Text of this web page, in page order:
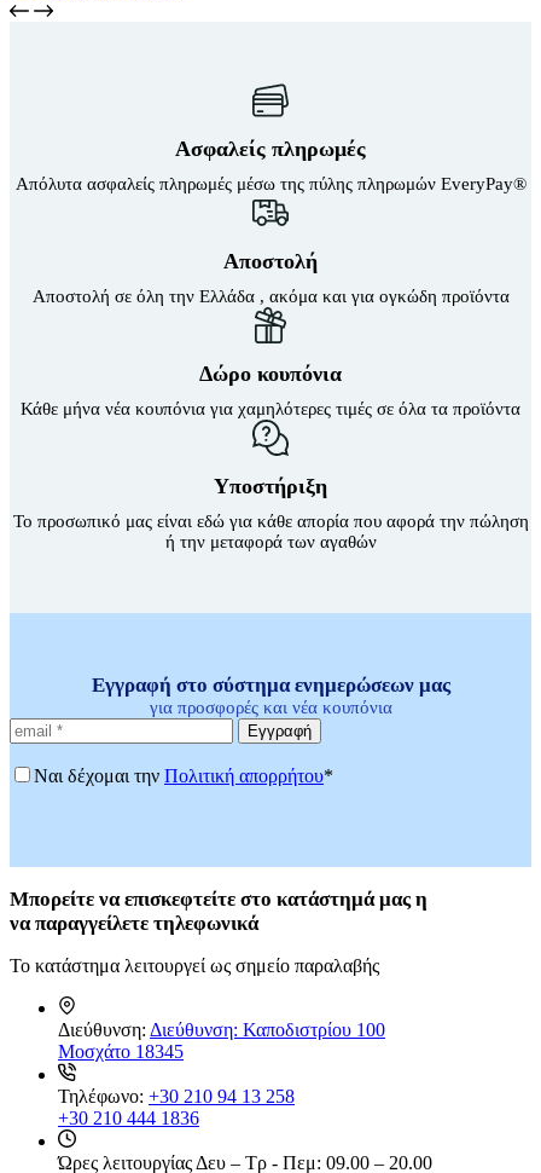
Ασφαλείς πληρωμές
Απόλυτα ασφαλείς πληρωμές μέσω της πύλης πληρωμών EveryPay®
Αποστολή
Αποστολή σε όλη την Ελλάδα , ακόμα και για ογκώδη προϊόντα
Δώρο κουπόνια
Κάθε μήνα νέα κουπόνια για χαμηλότερες τιμές σε όλα τα προϊόντα
Υποστήριξη
Το προσωπικό μας είναι εδώ για κάθε απορία που αφορά την πώληση
ή την μεταφορά των αγαθών
Εγγραφή στο σύστημα ενημερώσεων μας
για προσφορές και νέα κουπόνια
Εγγραφή
Ναι δέχομαι την Πολιτική απορρήτου*
Μπορείτε να επισκεφτείτε στο κατάστημά μας η
ναπαραγγείλετε τηλεφωνικά
Το κατάστημα λειτουργεί ως σημείο παραλαβής
Διεύθυνση: Διεύθυνση: Καποδιστρίου 100
Μοσχάτο 18345
Τηλέφωνο: +30 210 94 13 258
+30 210 444 1836
Ώρες λειτουργίας Δευ – Τρ - Πεμ: 09.00 – 20.00